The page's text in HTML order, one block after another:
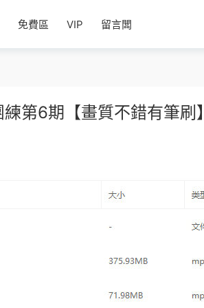
免費區 VIP 留言闆
第6期【畫質不錯有筆刷】